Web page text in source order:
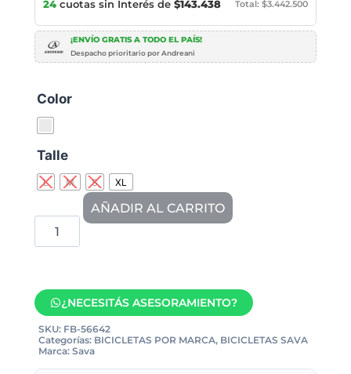
24 cuotas sin Interés de $143.438 Total: $3.442.500
¡ENVÍO GRATIS A TODO EL PAÍS!
Despacho prioritario por Andreani
Color
Talle
L M S XL
AÑADIR AL CARRITO
¿NECESITÁS ASESORAMIENTO?
SKU: FB-56642
Categorías: BICICLETAS POR MARCA, BICICLETAS SAVA
Marca: Sava